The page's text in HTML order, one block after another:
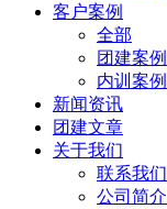
客户案例
全部
团建案例
内训案例
新闻资讯
团建文章
关于我们
联系我们
公司简介